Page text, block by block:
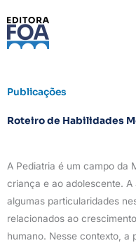
para
Publicações
Roteiro de Habilidades
A Pediatria é um campo da
criança e ao adolescente.
algumas particularidades
relacionados ao
humano. Nesse contexto, a